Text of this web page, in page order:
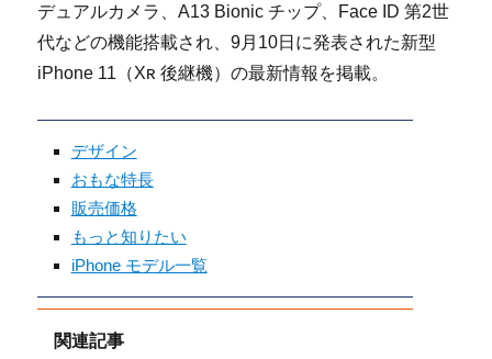
デュアルカメラ、A13 Bionic チップ、Face ID 第2世
代などの機能搭載され、9月10日に発表された新型
iPhone 11（Xʀ 後継機）の最新情報を掲載。
デザイン
おもな特長
販売価格
もっと知りたい
iPhone モデル一覧
関連記事